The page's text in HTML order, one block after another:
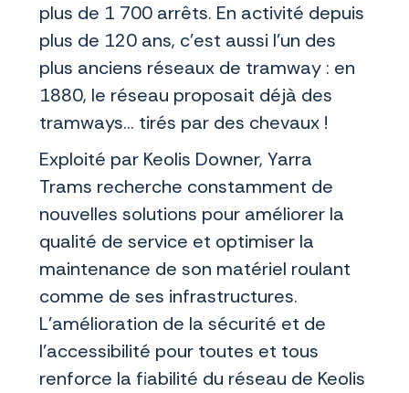
plus de 1 700 arrêts. En activité depuis
plus de 120 ans, c'est aussi l'un des
plus anciens réseaux de tramway : en
1880, le réseau proposait déjà des
tramways… tirés par des chevaux !
Exploité par Keolis Downer, Yarra
Trams recherche constamment de
nouvelles solutions pour améliorer la
qualité de service et optimiser la
maintenance de son matériel roulant
comme de ses infrastructures.
L’amélioration de la sécurité et de
l’accessibilité pour toutes et tous
renforce la fiabilité du réseau de Keolis